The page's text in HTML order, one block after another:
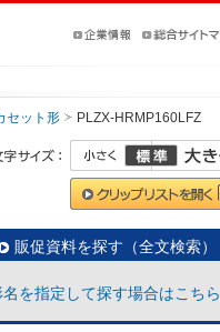
セット形 PLZX-HRMP160LFZ
販促資料を探す（全文検索）
を指定して探す場合はこちら